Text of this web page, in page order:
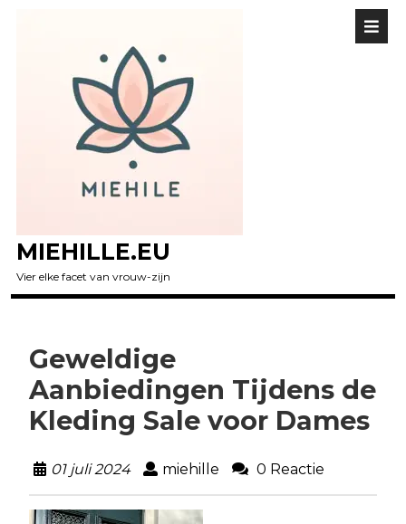
MIEHILLE.EU
Vier elke facet van vrouw-zijn
Geweldige
Aanbiedingen Tijdens de
Kleding Sale voor Dames
01 juli 2024 miehille 0 Reactie